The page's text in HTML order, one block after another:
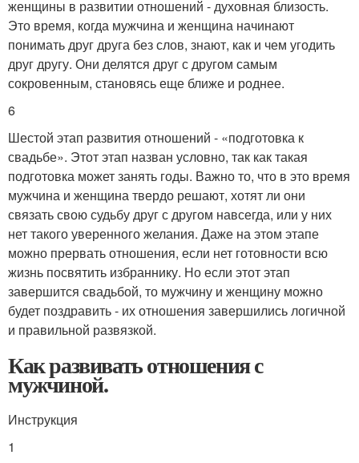
женщины в развитии отношений - духовная близость.
Это время, когда мужчина и женщина начинают
понимать друг друга без слов, знают, как и чем угодить
друг другу. Они делятся друг с другом самым
сокровенным, становясь еще ближе и роднее.
6
Шестой этап развития отношений - «подготовка к
свадьбе». Этот этап назван условно, так как такая
подготовка может занять годы. Важно то, что в это время
мужчина и женщина твердо решают, хотят ли они
связать свою судьбу друг с другом навсегда, или у них
нет такого уверенного желания. Даже на этом этапе
можно прервать отношения, если нет готовности всю
жизнь посвятить избраннику. Но если этот этап
завершится свадьбой, то мужчину и женщину можно
будет поздравить - их отношения завершились логичной
и правильной развязкой.
Как развивать отношения с
мужчиной.
Инструкция
1